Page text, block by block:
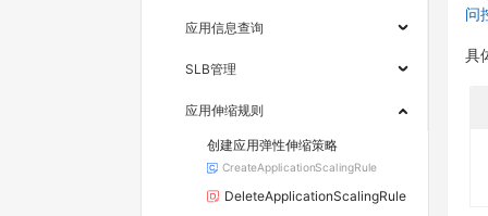
应用信息查询
SLB管理
应用伸缩规则
创建应用弹性伸缩策略
CreateApplicationScalingRule
DeleteApplicationScalingRule
问
具